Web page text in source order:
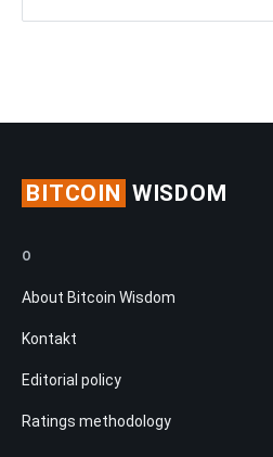
BITCOIN WISDOM
O
About Bitcoin Wisdom
Kontakt
Editorial policy
Ratings methodology